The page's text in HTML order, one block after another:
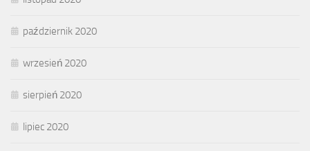
październik 2020
wrzesień 2020
sierpień 2020
lipiec 2020